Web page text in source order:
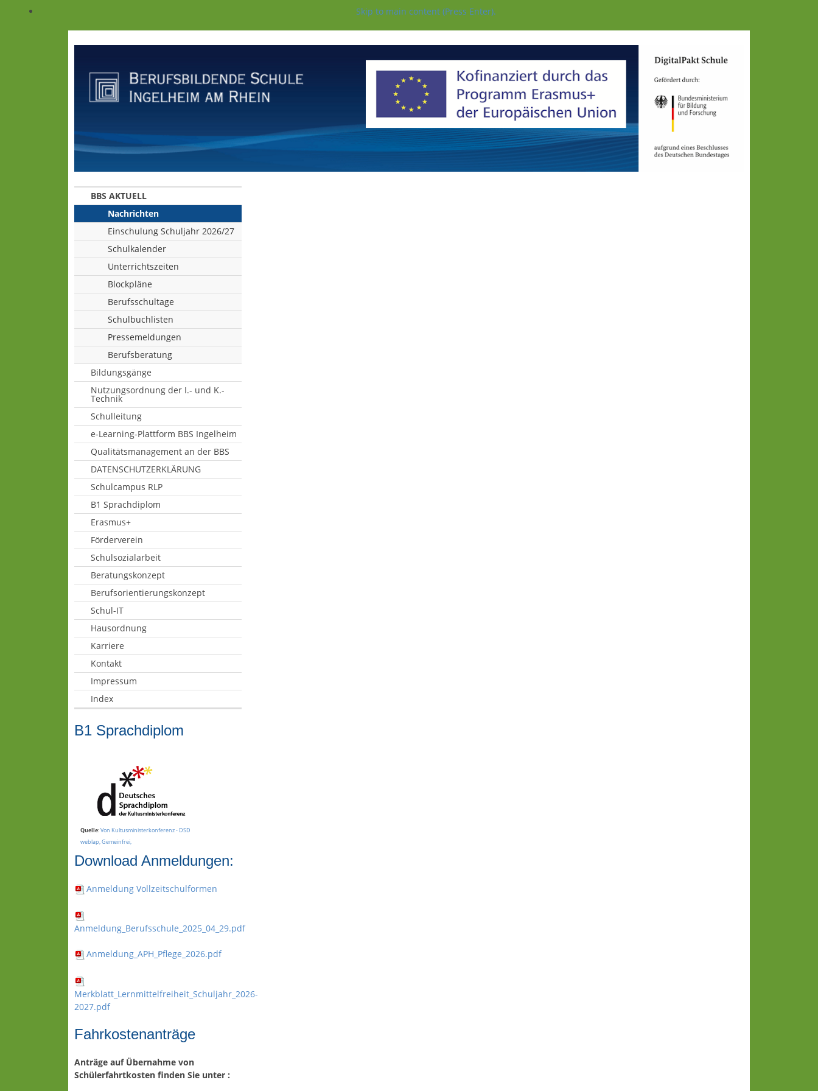
Skip to main content (Press Enter).
BBS AKTUELL
Nachrichten
Einschulung Schuljahr 2026/27
Schulkalender
Unterrichtszeiten
Blockpläne
Berufsschultage
Schulbuchlisten
Pressemeldungen
Berufsberatung
Bildungsgänge
Nutzungsordnung der I.- und K.-
Technik
Schulleitung
e-Learning-Plattform BBS Ingelheim
Qualitätsmanagement an der BBS
DATENSCHUTZERKLÄRUNG
Schulcampus RLP
B1 Sprachdiplom
Erasmus+
Förderverein
Schulsozialarbeit
Beratungskonzept
Berufsorientierungskonzept
Schul-IT
Hausordnung
Karriere
Kontakt
Impressum
Index
B1 Sprachdiplom
Quelle:Von Kultusministerkonferenz - DSD
weblap, Gemeinfrei,
Download Anmeldungen:
Anmeldung Vollzeitschulformen
Anmeldung_Berufsschule_2025_04_29.pdf
Anmeldung_APH_Pflege_2026.pdf
Merkblatt_Lernmittelfreiheit_Schuljahr_2026-
2027.pdf
Fahrkostenanträge
Anträge auf Übernahme von
Schülerfahrtkosten finden Sie unter :